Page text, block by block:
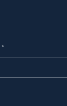
*